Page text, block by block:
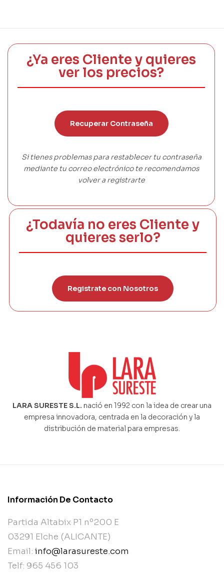
¿Ya eres Cliente y quieres
ver los precios?
Recuperar Contraseña
Si tienes problemas para restablecer tu contraseña
mediante tu correo electrónico te recomendamos
volver a registrarte
¿Todavía no eres Cliente y
quieres serlo?
Registrate con Nosotros
LARA SURESTE S.L. nació en 1992 con la idea de crear una
empresa innovadora, centrada en la decoración y la
distribución de material para empresas.
Información De Contacto
Partida Altabix P1 nº200 E
03291 Elche (ALICANTE)
Email: info@larasureste.com
Telf: 965 456 103